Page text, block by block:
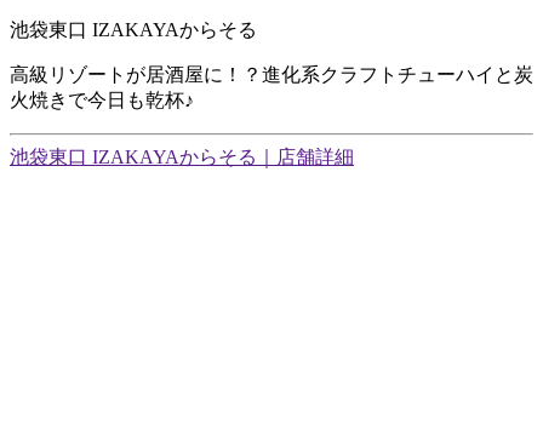
池袋東口 IZAKAYAからそる
高級リゾートが居酒屋に！？進化系クラフトチューハイと炭
火焼きで今日も乾杯♪
池袋東口 IZAKAYAからそる｜店舗詳細